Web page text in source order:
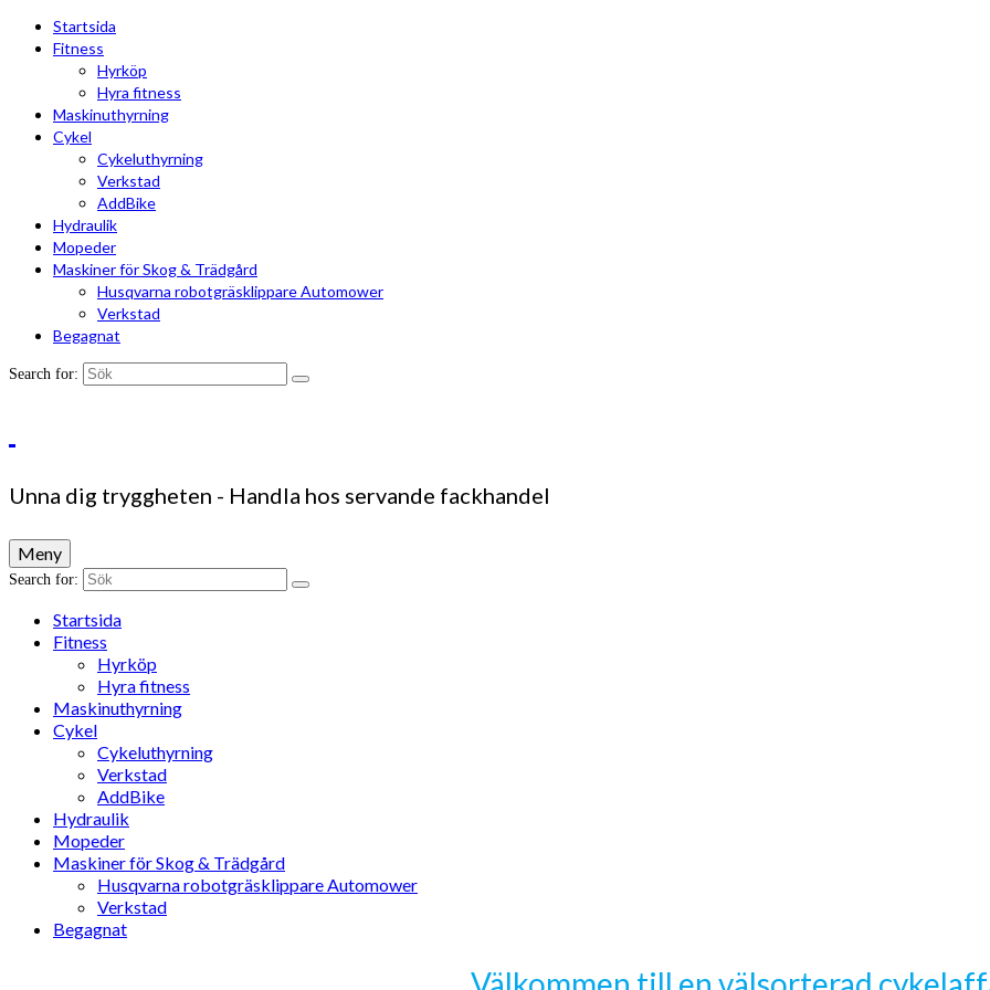
Startsida
Fitness
Hyrköp
Hyra fitness
Maskinuthyrning
Cykel
Cykeluthyrning
Verkstad
AddBike
Hydraulik
Mopeder
Maskiner för Skog & Trädgård
Husqvarna robotgräsklippare Automower
Verkstad
Begagnat
Search for:
Unna dig tryggheten - Handla hos servande fackhandel
Meny
Search for:
Startsida
Fitness
Hyrköp
Hyra fitness
Maskinuthyrning
Cykel
Cykeluthyrning
Verkstad
AddBike
Hydraulik
Mopeder
Maskiner för Skog & Trädgård
Husqvarna robotgräsklippare Automower
Verkstad
Begagnat